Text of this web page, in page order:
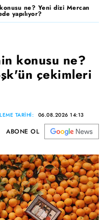
ne? Yeni dizi Mercan
yapılıyor?
konusu ne?
çekimleri
TARİHİ: 06.08.2026 14:13
ABONE OL